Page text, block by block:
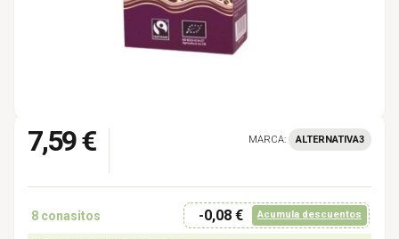
7,59 € MARCA: ALTERNATIVA3
8 conasitos -0,08 € Acumula descuentos